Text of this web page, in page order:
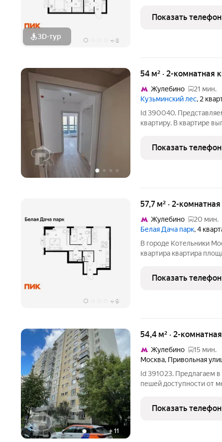
3D-тур + 8
Удобное
«Котельники» и 10
Показать телефон
54 м² · 2-комнатная
Жулебино
21 мин.
Кузьминский лес, 2
Id 390040.
квартиру. В квартире
ремонтных работ и
сделки. Ключевая
Показать телефон
+ 9
57,7 м² · 2-
Жулебино
20 мин.
Белая Дача парк, 4
В городе Котельники
квартира квартира
Удобное расположение
Показать телефон
+ 11
54,4 м² · 2-
Жулебино
15 мин.
Москва, Привольная
Id 391023. Предлагаем
пешей доступности от
Квартира линейной
ремонт, застекленная
Показать телефон